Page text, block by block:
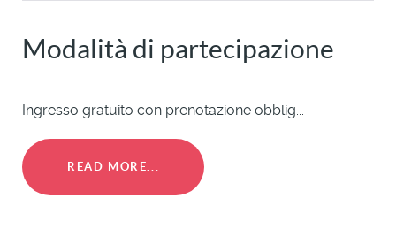
Modalità di partecipazione
Ingresso gratuito con prenotazione obblig...
READ MORE...